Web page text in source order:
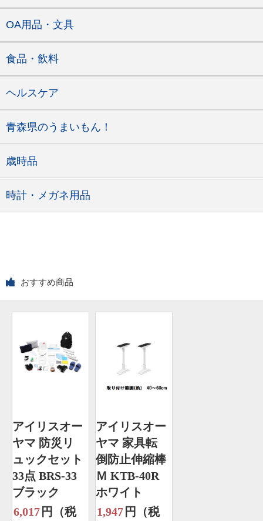
OA用品・文具
食品・飲料
ヘルスケア
青森県のうまいもん！
歳時品
時計・メガネ用品
おすすめ商品
アイリスオー
ヤマ 防災リ
ュックセット
33点 BRS-33
ブラック
6,017 円（税
アイリスオー
ヤマ 家具転
倒防止伸縮棒
Ｍ KTB-40R
ホワイト
1,947 円（税